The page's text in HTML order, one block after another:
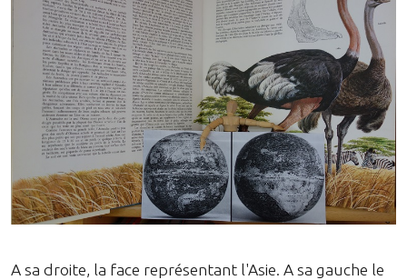
A sa droite, la face représentant l'Asie. A sa gauche le